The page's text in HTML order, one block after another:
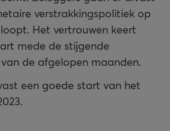
verstrakkingspolitiek op
Het vertrouwen keert
mede de stijgende
de afgelopen maanden.
een goede start van het